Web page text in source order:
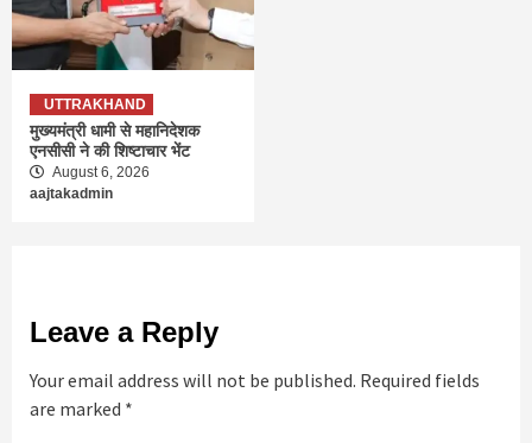
UTTRAKHAND
मुख्यमंत्री धामी से महानिदेशक
एनसीसी ने की शिष्टाचार भेंट
August 6, 2026
aajtakadmin
Leave a Reply
Your email address will not be published. Required fields
are marked *